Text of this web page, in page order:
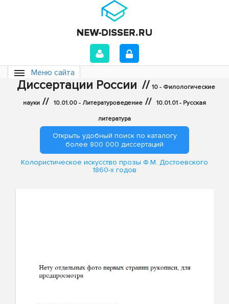
Меню сайта
Диссертации России // 10 - Филологические
науки // 10.01.00 - Литературоведение // 10.01.01 - Русская
литература
Открыть удобный поиск по каталогу
более 800 000 диссертаций
Колористическое искусство прозы Ф.М. Достоевского
1860-х годов